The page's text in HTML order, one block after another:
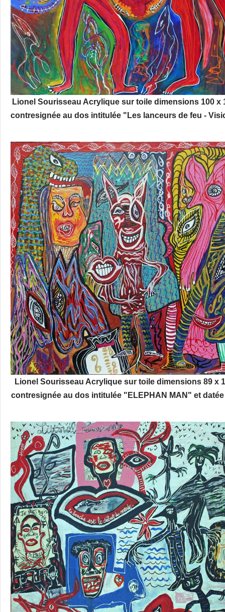
Lionel Sourisseau Acrylique sur toile dimensions 100 x
contresignée au dos intitulée "Les lanceurs de feu -
Lionel Sourisseau Acrylique sur toile dimensions 89 x
contresignée au dos intitulée "ELEPHAN MAN" et